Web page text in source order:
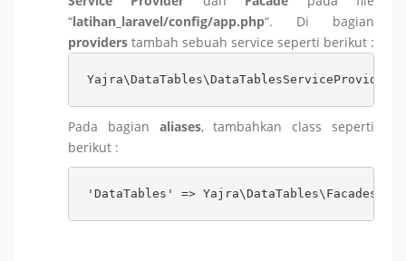
“latihan_laravel/config/app.php“. Di bagian
providers tambah sebuah service seperti berikut :
Pada bagian aliases, tambahkan class seperti
berikut :
'DataTables' =>